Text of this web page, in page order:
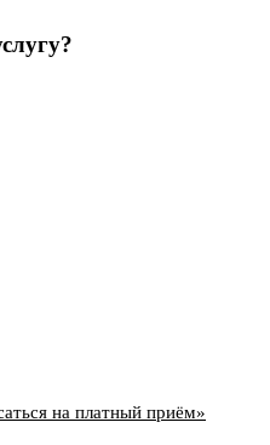
на платный приём»